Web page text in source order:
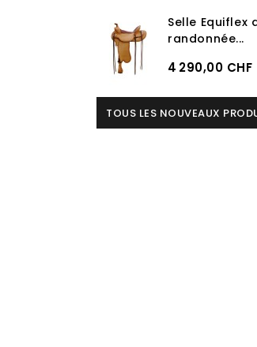
Selle Equiflex
randonnée...
4 290,00 CHF
TOUS LES NOUVEAUX